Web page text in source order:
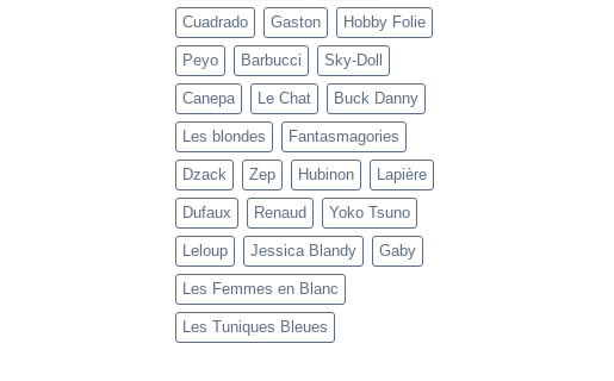
Cuadrado Gaston Hobby Folie
Peyo Barbucci Sky-Doll
Canepa Le Chat Buck Danny
Les blondes Fantasmagories
Dzack Zep Hubinon Lapière
Dufaux Renaud Yoko Tsuno
Leloup Jessica Blandy Gaby
Les Femmes en Blanc
Les Tuniques Bleues